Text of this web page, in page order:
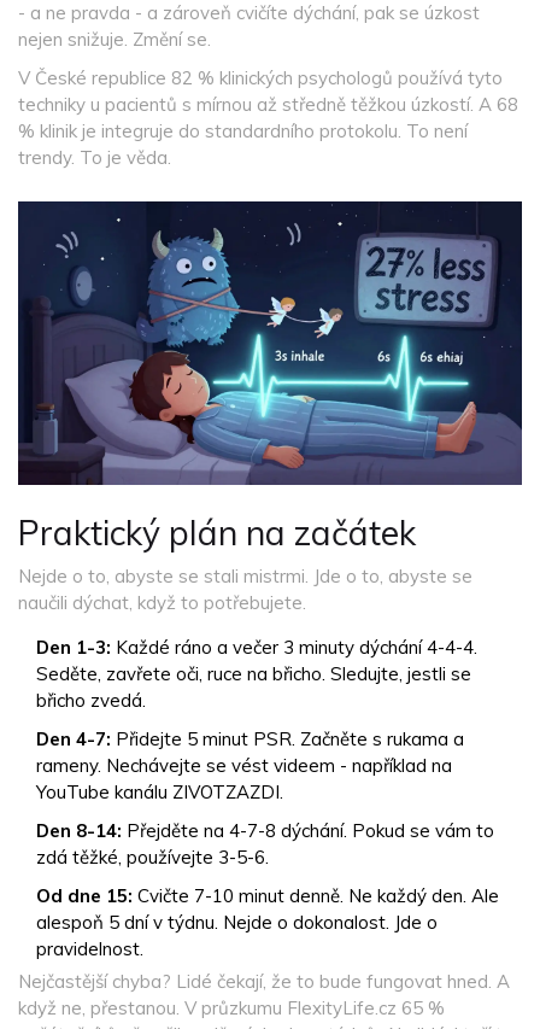
- a ne pravda - a zároveň cvičíte dýchání, pak se úzkost
nejen snižuje. Změní se.
V České republice 82 % klinických psychologů používá tyto
techniky u pacientů s mírnou až středně těžkou úzkostí. A 68
% klinik je integruje do standardního protokolu. To není
trendy. To je věda.
Praktický plán na začátek
Nejde o to, abyste se stali mistrmi. Jde o to, abyste se
naučili dýchat, když to potřebujete.
Den 1-3: Každé ráno a večer 3 minuty dýchání 4-4-4.
Seděte, zavřete oči, ruce na břicho. Sledujte, jestli se
břicho zvedá.
Den 4-7: Přidejte 5 minut PSR. Začněte s rukama a
rameny. Nechávejte se vést videem - například na
YouTube kanálu ZIVOTZAZDI.
Den 8-14: Přejděte na 4-7-8 dýchání. Pokud se vám to
zdá těžké, používejte 3-5-6.
Od dne 15: Cvičte 7-10 minut denně. Ne každý den. Ale
alespoň 5 dní v týdnu. Nejde o dokonalost. Jde o
pravidelnost.
Nejčastější chyba? Lidé čekají, že to bude fungovat hned. A
když ne, přestanou. V průzkumu FlexityLife.cz 65 %